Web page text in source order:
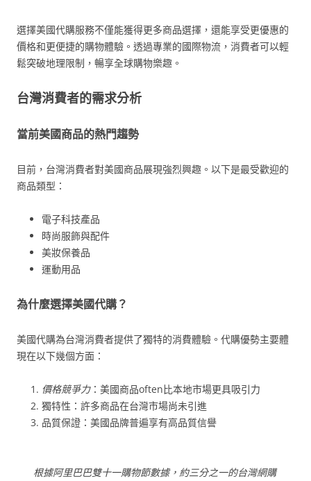
選擇美國代購服務不僅能獲得更多商品選擇，還能享受更優惠的
價格和更便捷的購物體驗。透過專業的國際物流，消費者可以輕
鬆突破地理限制，暢享全球購物樂趣。
台灣消費者的需求分析
當前美國商品的熱門趨勢
目前，台灣消費者對美國商品展現強烈興趣。以下是最受歡迎的
商品類型：
電子科技產品
時尚服飾與配件
美妝保養品
運動用品
為什麼選擇美國代購？
美國代購為台灣消費者提供了獨特的消費體驗。代購優勢主要體
現在以下幾個方面：
價格競爭力：美國商品often比本地市場更具吸引力
獨特性：許多商品在台灣市場尚未引進
品質保證：美國品牌普遍享有高品質信譽
根據阿里巴巴雙十一購物節數據，約三分之一的台灣網購